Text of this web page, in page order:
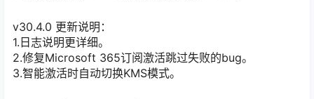
v30.4.0 更新说明：
1.日志说明更详细。
2.修复Microsoft 365订阅激活跳过失败的bug。
3.智能激活时自动切换KMS模式。